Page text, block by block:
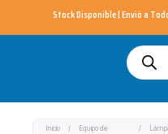
al
Stock Disponible | Envió a
de
Inicio /
Equipo de
/